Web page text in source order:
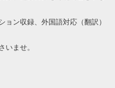
ョン収録、外国語対応（翻訳）
いませ。